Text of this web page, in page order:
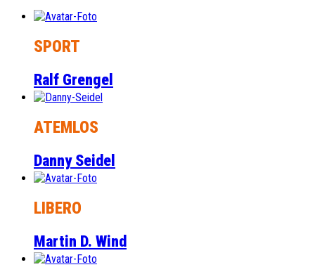
SPORT
Ralf Grengel
ATEMLOS
Danny Seidel
LIBERO
Martin D. Wind